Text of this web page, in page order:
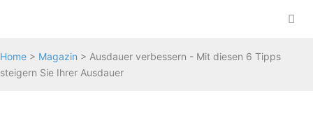
Home > Magazin > Ausdauer verbessern - Mit diesen 6 Tipps
steigern Sie Ihrer Ausdauer